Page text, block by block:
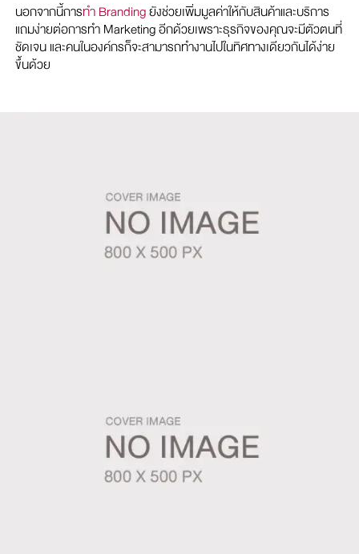
นอกจากนี้การทำ Brandingยังช่วยเพิ่มมูลค่าให้กับสินค้าและบริการ
แถมง่ายต่อการทำ Marketing อีกด้วยเพราะธุรกิจของคุณจะมีตัวตนที่
ชัดเจน และคนในองค์กรก็จะสามารถทำงานไปในทิศทางเดียวกันได้ง่าย
ขึ้นด้วย